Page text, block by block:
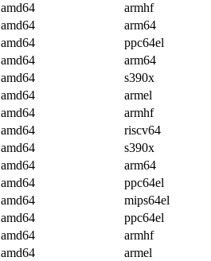
amd64
armhf
amd64
arm64
amd64
ppc64el
amd64
arm64
amd64
s390x
amd64
armel
amd64
armhf
amd64
riscv64
amd64
s390x
amd64
arm64
amd64
ppc64el
amd64
mips64el
amd64
ppc64el
amd64
armhf
amd64
armel